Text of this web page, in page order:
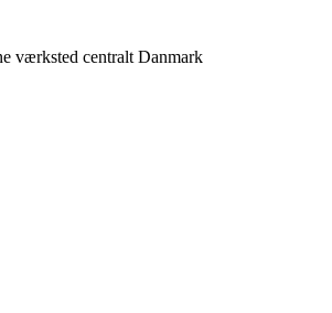
værksted centralt Danmark